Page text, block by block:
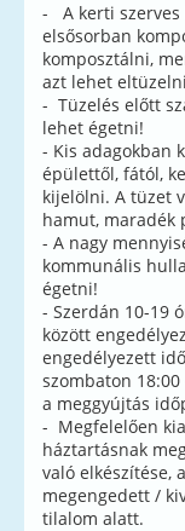
- A kerti szerves
elsősorban
komposztálni,
azt lehet
- Tüzelés előtt
lehet égetni!
- Kis adagokban
épülettől, fától,
kijelölni. A tüzet
hamut, maradék
- A nagy
kommunális
égetni!
- Szerdán 10-19
között
engedélyezett
szombaton
a meggyújtás
- Megfelelően
háztartásnak
való elkészítése,
megengedett /
tilalom alatt.